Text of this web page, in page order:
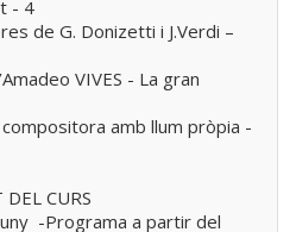
- 4
de G. Donizetti i J.Verdi –
VIVES - La gran
compositora amb llum pròpia -
CURS
-Programa a partir del